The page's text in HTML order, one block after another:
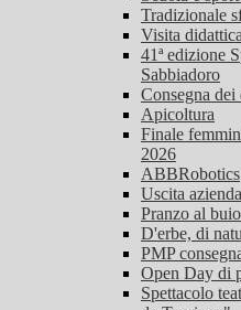
Tradizionale
Visita
41ª edizione
Sabbiadoro
Consegna
Apicoltura
Finale
2026
ABBRobotics
Uscita
Pranzo al
D'erbe, di
PMP
Open Day di
Spettacolo